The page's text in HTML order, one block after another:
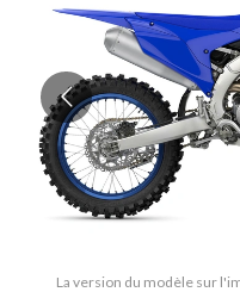
La version du modèle sur